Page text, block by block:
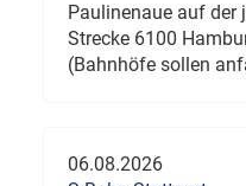
Paulinenaue auf der
Strecke 6100
(Bahnhöfe sollen
06.08.2026